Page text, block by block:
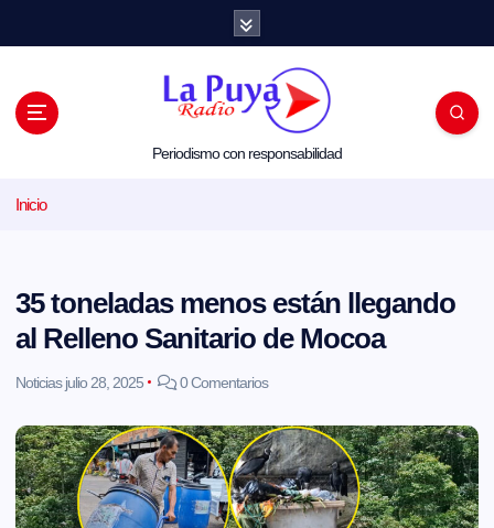
l
Periodismo con responsabilidad
Inicio
35 toneladas menos están llegando
al Relleno Sanitario de Mocoa
Noticias julio 28, 2025 0 Comentarios